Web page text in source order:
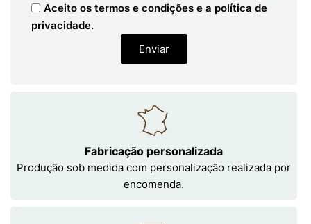
Aceito os termos e condições e a política de
privacidade.
Enviar
Fabricação personalizada
Produção sob medida com personalização realizada por
encomenda.